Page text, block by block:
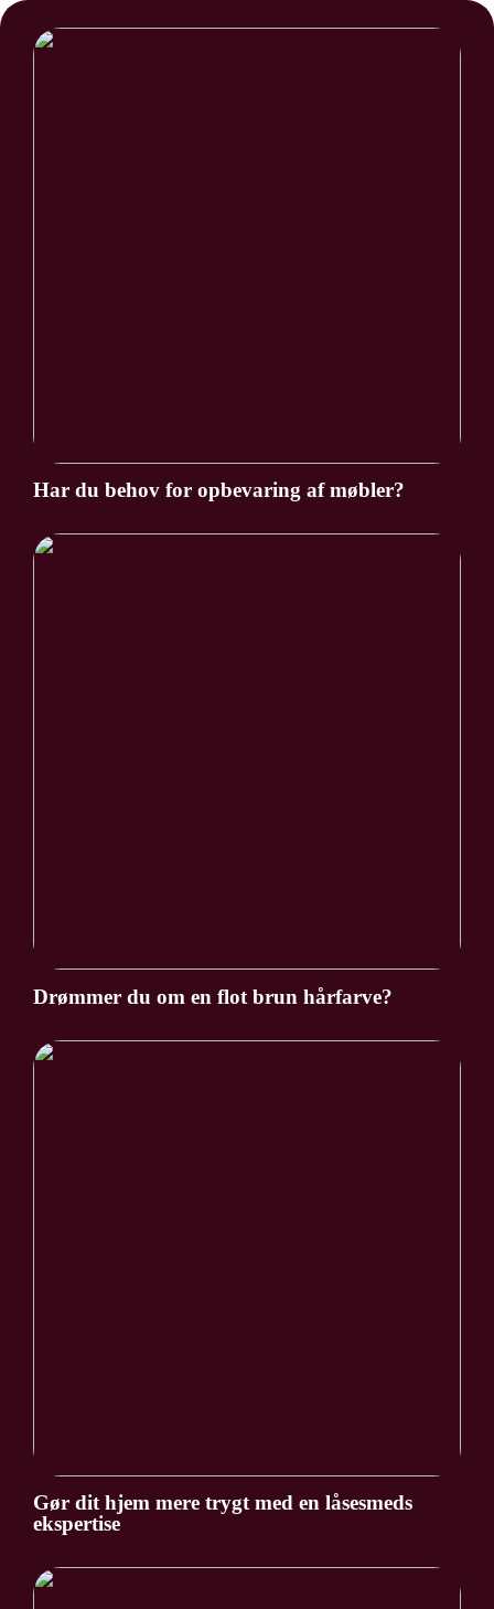
Har du behov for opbevaring af møbler?
Drømmer du om en flot brun hårfarve?
Gør dit hjem mere trygt med en låsesmeds
ekspertise